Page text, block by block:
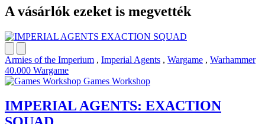
A vásárlók ezeket is megvették
Armies of the Imperium , Imperial Agents , Wargame , Warhammer
40.000 Wargame
Games Workshop
IMPERIAL AGENTS: EXACTION